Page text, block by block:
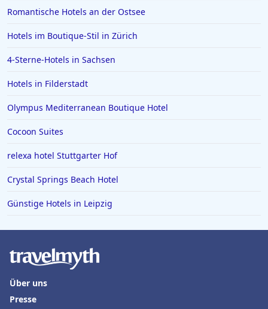
Romantische Hotels an der Ostsee
Hotels im Boutique-Stil in Zürich
4-Sterne-Hotels in Sachsen
Hotels in Filderstadt
Olympus Mediterranean Boutique Hotel
Cocoon Suites
relexa hotel Stuttgarter Hof
Crystal Springs Beach Hotel
Günstige Hotels in Leipzig
Über uns
Presse